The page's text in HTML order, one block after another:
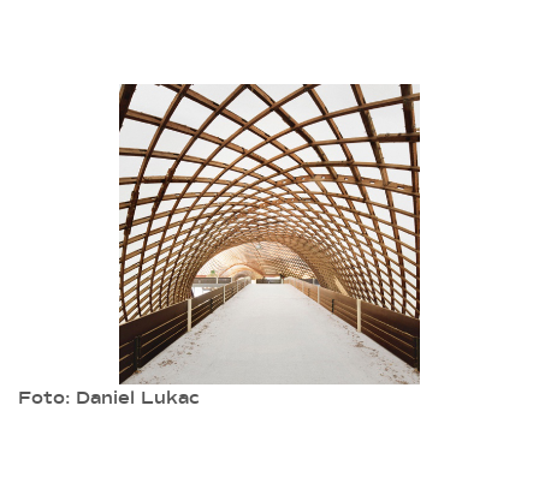
Foto: Daniel Lukac